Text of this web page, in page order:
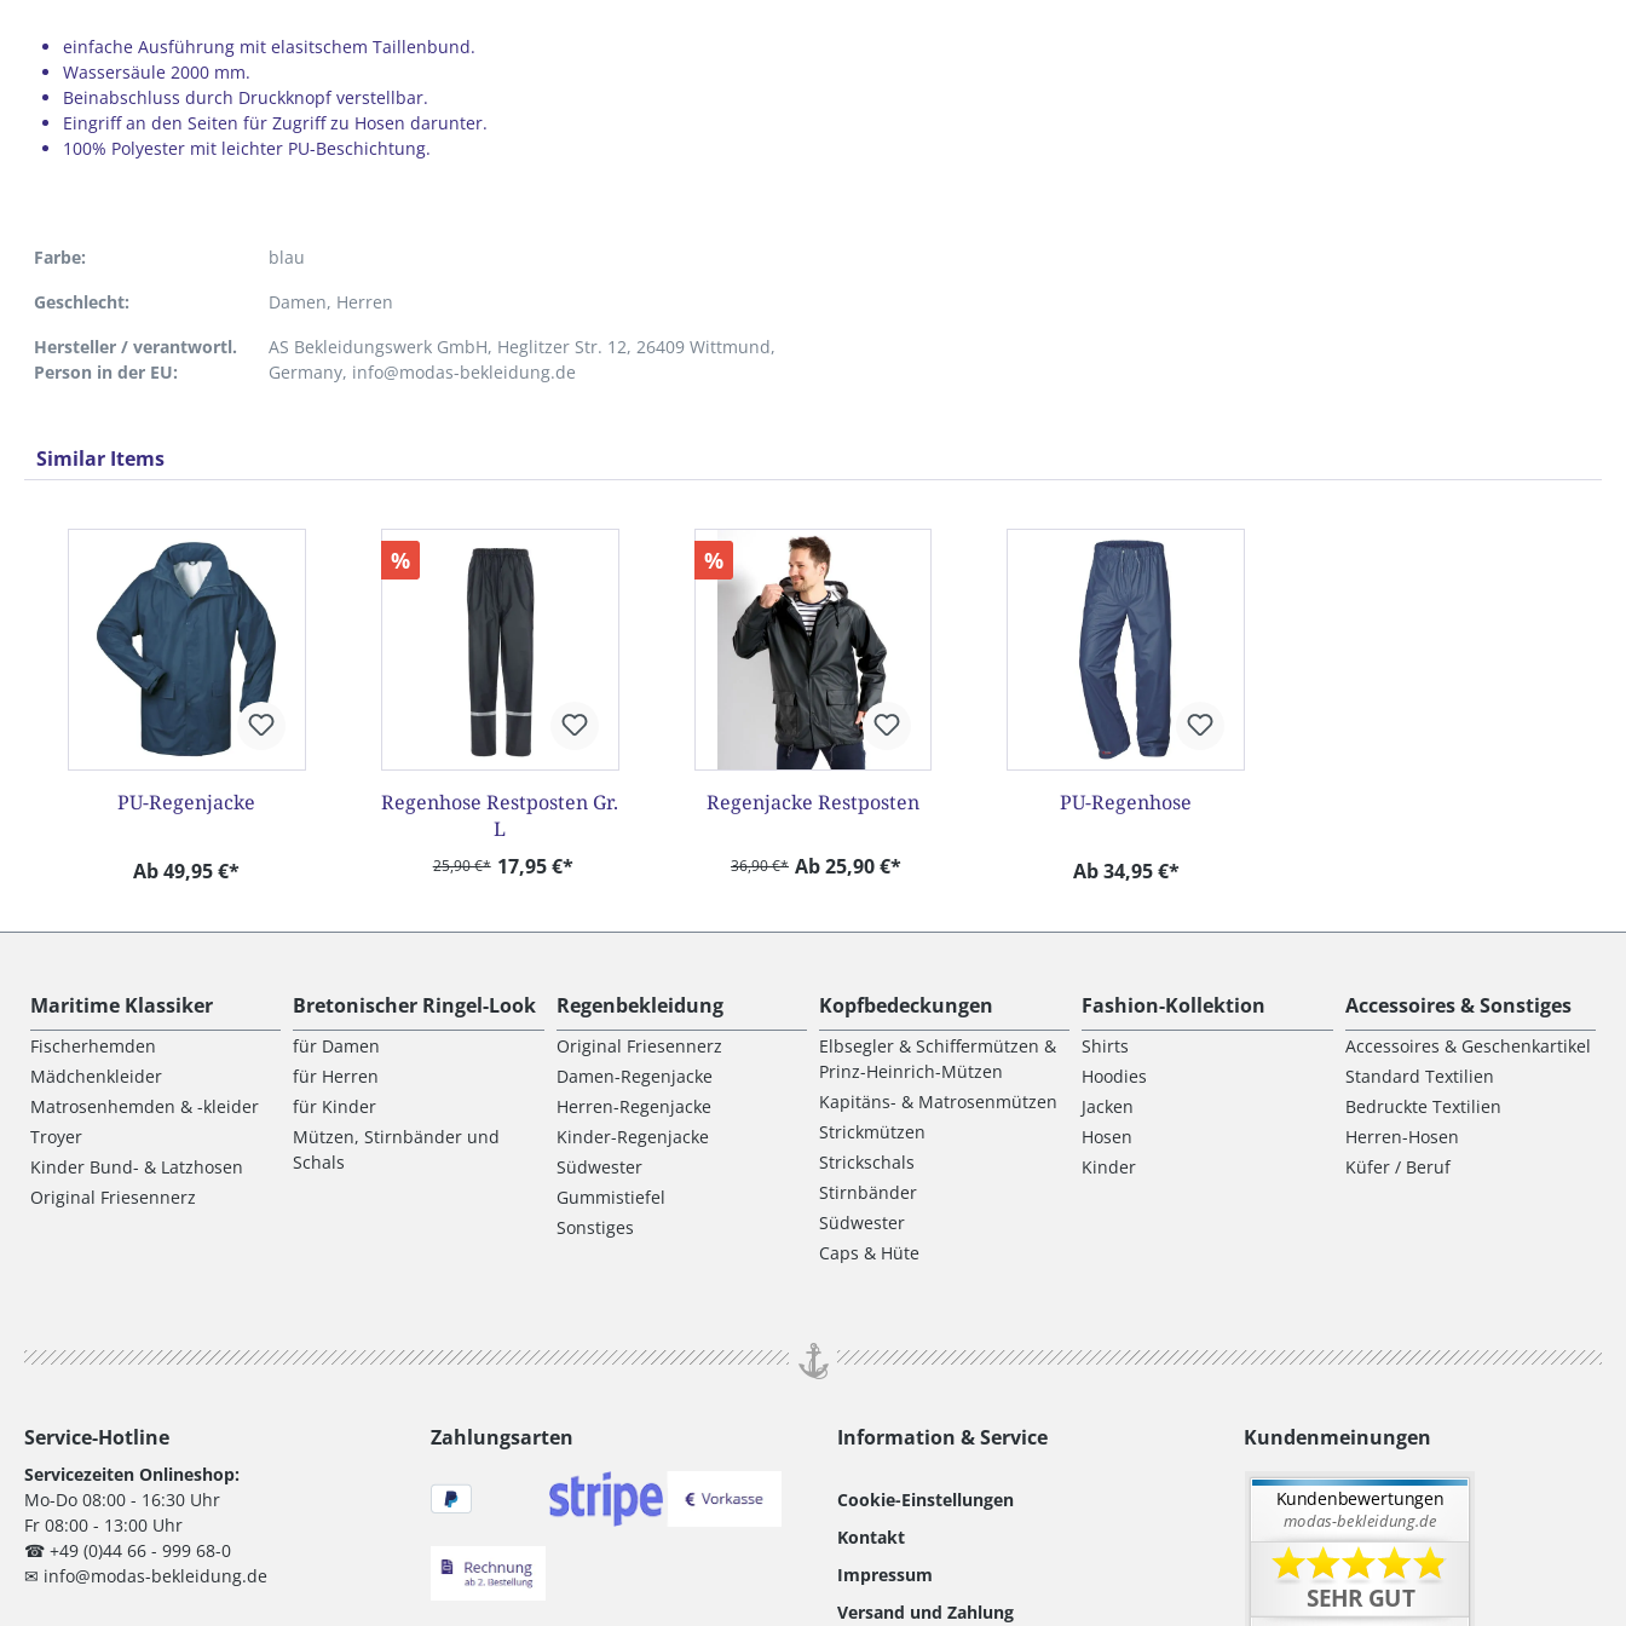
einfache Ausführung mit elasitschem Taillenbund.
Wassersäule 2000 mm.
Beinabschluss durch Druckknopf verstellbar.
Eingriff an den Seiten für Zugriff zu Hosen darunter.
100% Polyester mit leichter PU-Beschichtung.
Farbe:
blau
Geschlecht:
Damen, Herren
Hersteller / verantwortl.
Person in der EU:
AS Bekleidungswerk GmbH, Heglitzer Str. 12, 26409 Wittmund,
Germany, info@modas-bekleidung.de
Similar Items
PU-Regenjacke
Ab 49,95 €*
%
Regenhose Restposten Gr.
L
25,90 €* 17,95 €*
%
Regenjacke Restposten
36,90 €* Ab 25,90 €*
PU-Regenhose
Ab 34,95 €*
Maritime Klassiker
Fischerhemden
Mädchenkleider
Matrosenhemden & -kleider
Troyer
Kinder Bund- & Latzhosen
Original Friesennerz
Bretonischer Ringel-Look
für Damen
für Herren
für Kinder
Mützen, Stirnbänder und
Schals
Regenbekleidung
Original Friesennerz
Damen-Regenjacke
Herren-Regenjacke
Kinder-Regenjacke
Südwester
Gummistiefel
Sonstiges
Kopfbedeckungen
Elbsegler & Schiffermützen &
Prinz-Heinrich-Mützen
Kapitäns- & Matrosenmützen
Strickmützen
Strickschals
Stirnbänder
Südwester
Caps & Hüte
Fashion-Kollektion
Shirts
Hoodies
Jacken
Hosen
Kinder
Accessoires & Sonstiges
Accessoires & Geschenkartikel
Standard Textilien
Bedruckte Textilien
Herren-Hosen
Küfer / Beruf
Service-Hotline
Servicezeiten Onlineshop:
Mo-Do 08:00 - 16:30 Uhr
Fr 08:00 - 13:00 Uhr
☎ +49 (0)44 66 - 999 68-0
✉ info@modas-bekleidung.de
Zahlungsarten Information & Service
Cookie-Einstellungen
Kontakt
Impressum
Versand und Zahlung
Kundenmeinungen